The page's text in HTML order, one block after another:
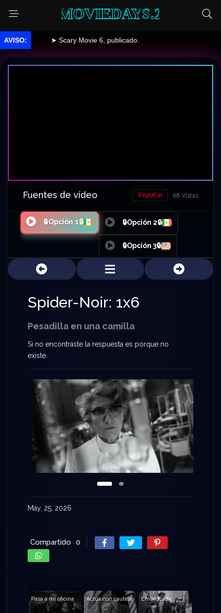
MOVIEDAYS.2
➤ Scary Movie 6, publicado.
Fuentes de vídeo 68 Vistas
Reportar
🔒Opción 1🔒 🔒Opción 2🔒
🔒Opción 3🔒
Spider-Noir: 1x6
Pesadilla en una camilla
Si no encontraste la respuesta es porque no
existe.
May. 25, 2026
Compartido 0
Pasa a mi oficina Actúa con cautela Emboscada